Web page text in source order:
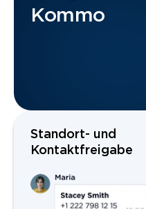
Kommo
Standort- und
Kontaktfreigabe